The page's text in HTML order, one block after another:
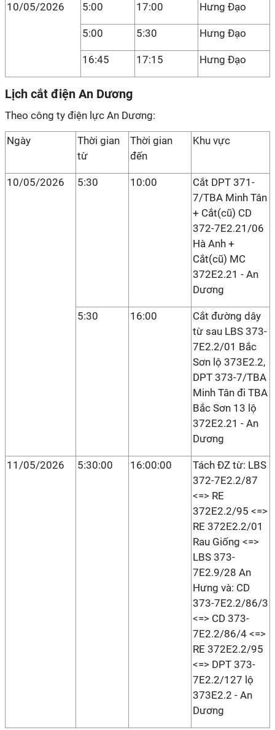
10/05/2026 5:00 17:00 Hưng Đạo
5:00 5:30 Hưng Đạo
16:45 17:15 Hưng Đạo
Lịch cắt điện An Dương
Theo công ty điện lực An Dương:
Ngày
Thời gian
từ
Thời gian
đến
Khu vực
10/05/2026 5:30 10:00
Cắt DPT 371-
7/TBA Minh Tân
+ Cắt(cũ) CD
372-7E2.21/06
Hà Anh +
Cắt(cũ) MC
372E2.21 - An
Dương
5:30 16:00
Cắt đường dây
từ sau LBS 373-
7E2.2/01 Bắc
Sơn lộ 373E2.2,
DPT 373-7/TBA
Minh Tân đi TBA
Bắc Sơn 13 lộ
372E2.21 - An
Dương
11/05/2026 5:30:00 16:00:00
Tách ĐZ từ: LBS
372-7E2.2/87
<=> RE
372E2.2/95 <=>
RE 372E2.2/01
Rau Giống <=>
LBS 373-
7E2.9/28 An
Hưng và: CD
373-7E2.2/86/3
<=> CD 373-
7E2.2/86/4 <=>
RE 372E2.2/95
<=> DPT 373-
7E2.2/127 lộ
373E2.2 - An
Dương